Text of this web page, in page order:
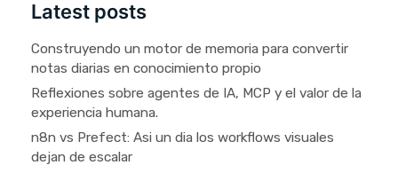
Latest posts
Construyendo un motor de memoria para convertir
notas diarias en conocimiento propio
Reflexiones sobre agentes de IA, MCP y el valor de la
experiencia humana.
n8n vs Prefect: Asi un dia los workflows visuales
dejan de escalar